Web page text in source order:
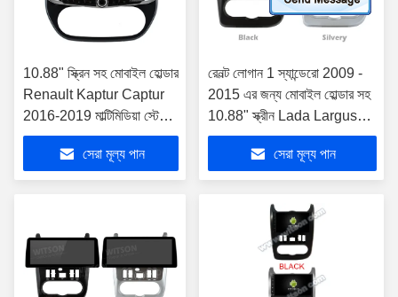
10.88" স্ক্রিন সহ মোবাইল হোল্ডার
Renault Kaptur Captur
2016-2019 মাল্টিমিডিয়া স্টেরিও
জিপিএস কারপ্লে প্লেয়ার
মাল্টিমিডিয়া স্টেসেরা মূল্য পান
রেনল্ট লোগান 1 স্যান্ডেরো 2009 -
2015 এর জন্য মোবাইল হোল্ডার সহ
10.88" স্ক্রীন Lada Largus
Lergus 2012 - 2020 Dacia
Du এর জন্য সেরা মূল্য পান